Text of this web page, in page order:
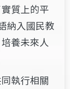
質上的平
納入國民教
養未來人
執行相關